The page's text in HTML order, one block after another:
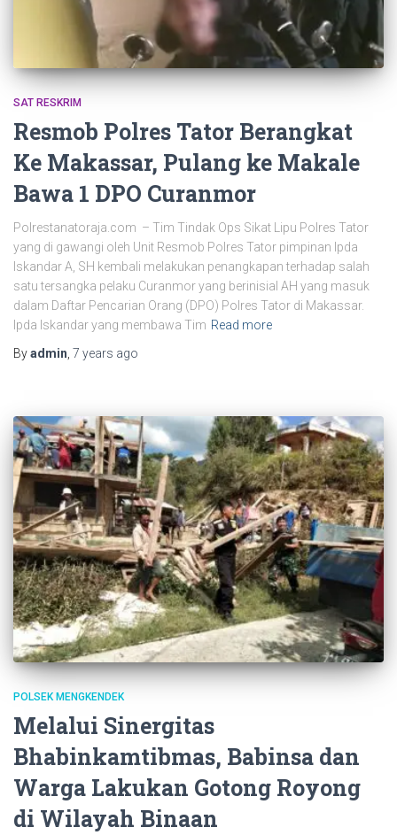
SAT RESKRIM
Resmob Polres Tator Berangkat
Ke Makassar, Pulang ke Makale
Bawa 1 DPO Curanmor
Polrestanatoraja.com – Tim Tindak Ops Sikat Lipu Polres Tator
yang di gawangi oleh Unit Resmob Polres Tator pimpinan Ipda
Iskandar A, SH kembali melakukan penangkapan terhadap salah
satu tersangka pelaku Curanmor yang berinisial AH yang masuk
dalam Daftar Pencarian Orang (DPO) Polres Tator di Makassar.
Ipda Iskandar yang membawa Tim Read more
Byadmin 7 years ago
POLSEK MENGKENDEK
Melalui Sinergitas
Bhabinkamtibmas, Babinsa dan
Warga Lakukan Gotong Royong
di Wilayah Binaan